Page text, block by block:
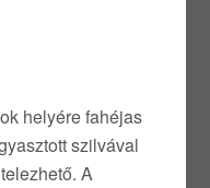
helyére fahéjas
szilvával
A